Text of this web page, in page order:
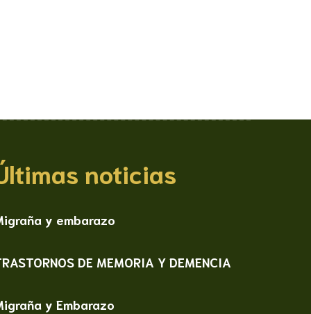
noticias
y embarazo
DE MEMORIA Y DEMENCIA
y Embarazo